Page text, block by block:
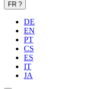
FR ?
DE
EN
PT
CS
ES
IT
JA